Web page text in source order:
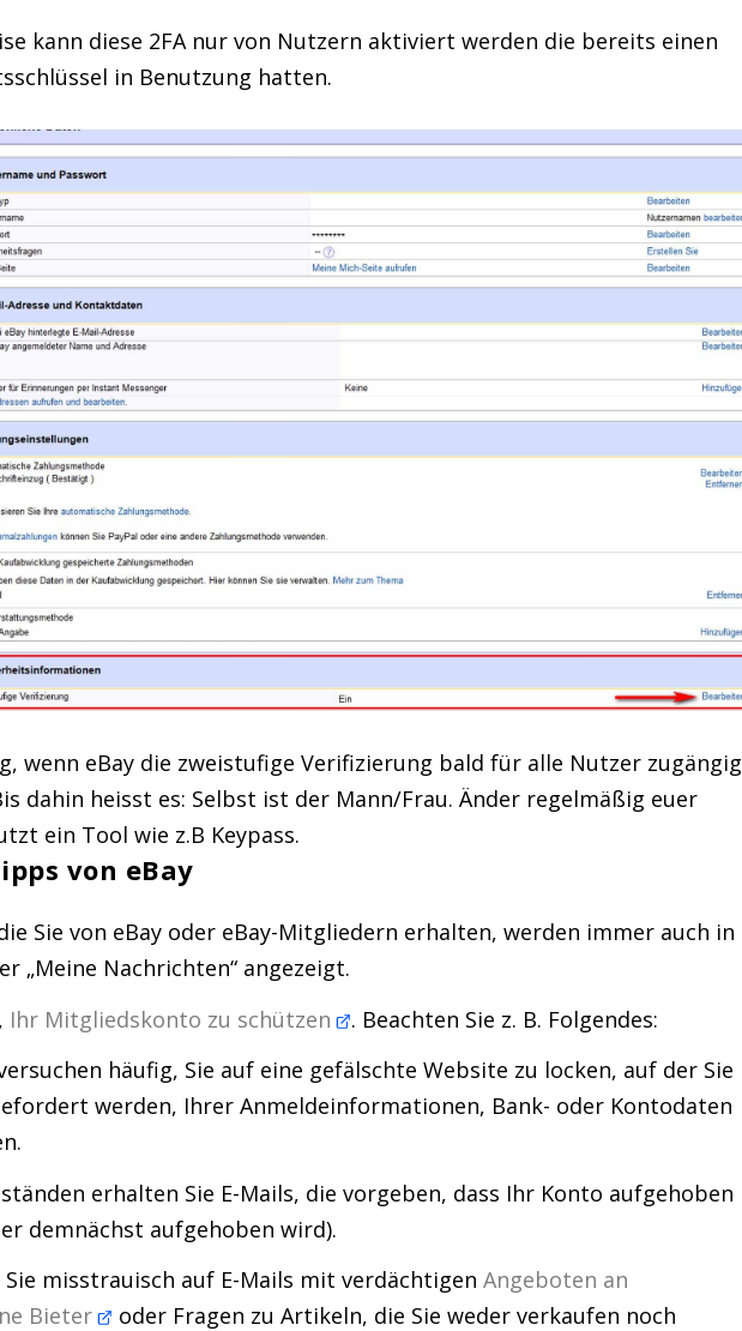
kann diese 2FA nur von Nutzern aktiviert werden die bereits einen
in Benutzung hatten.
wenn eBay die zweistufige Verifizierung bald für alle Nutzer zugängig
dahin heisst es: Selbst ist der Mann/Frau. Änder regelmäßig euer
ein Tool wie z.B Keypass.
von eBay
Sie von eBay oder eBay-Mitgliedern erhalten, werden immer auch in
„Meine Nachrichten“ angezeigt.
Ihr Mitgliedskonto zu schützen . Beachten Sie z. B. Folgendes:
häufig, Sie auf eine gefälschte Website zu locken, auf der Sie
werden, Ihrer Anmeldeinformationen, Bank- oder Kontodaten
erhalten Sie E-Mails, die vorgeben, dass Ihr Konto aufgehoben
demnächst aufgehoben wird).
Sie misstrauisch auf E-Mails mit verdächtigenAngeboten an
Bieter
oder Fragen zu Artikeln, die Sie weder verkaufen noch